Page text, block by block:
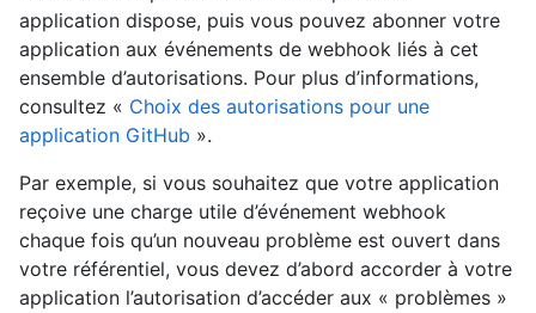
application dispose, puis vous pouvez abonner votre
application aux événements de webhook liés à cet
ensemble d’autorisations. Pour plus d’informations,
consultez « Choix des autorisations pour une
application GitHub ».
Par exemple, si vous souhaitez que votre application
reçoive une charge utile d’événement webhook
chaque fois qu’un nouveau problème est ouvert dans
votre référentiel, vous devez d’abord accorder à votre
application l’autorisation d’accéder aux « problèmes »